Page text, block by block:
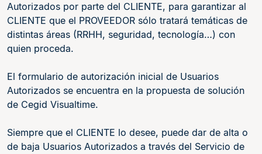
Autorizados por parte del CLIENTE, para garantizar al
CLIENTE que el PROVEEDOR sólo tratará temáticas de
distintas áreas (RRHH, seguridad, tecnología…) con
quien proceda.
El formulario de autorización inicial de Usuarios
Autorizados se encuentra en la propuesta de solución
de Cegid Visualtime.
Siempre que el CLIENTE lo desee, puede dar de alta o
de baja Usuarios Autorizados a través del Servicio de